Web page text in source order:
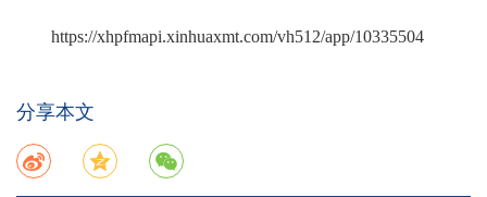
https://xhpfmapi.xinhuaxmt.com/vh512/app/10335504
分享本文